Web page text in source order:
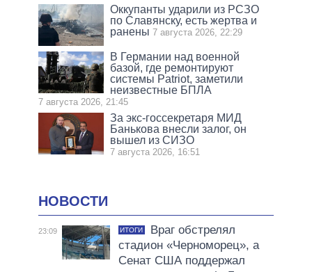
Оккупанты ударили из РСЗО
по Славянску, есть жертва и
ранены 7 августа 2026, 22:29
В Германии над военной
базой, где ремонтируют
системы Patriot, заметили
неизвестные БПЛА
7 августа 2026, 21:45
За экс-госсекретаря МИД
Банькова внесли залог, он
вышел из СИЗО
7 августа 2026, 16:51
НОВОСТИ
23:09 ИТОГИ
Враг обстрелял
стадион «Черноморец», а
Сенат США поддержал